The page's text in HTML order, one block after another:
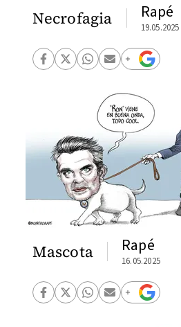
Necrofagia Rapé
19.05.2025
Mascota Rapé
16.05.2025